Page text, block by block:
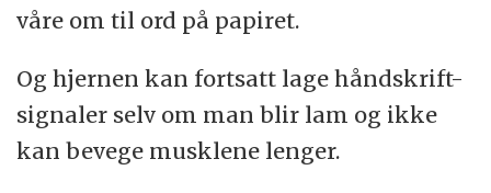
våre om til ord på papiret.
Og hjernen kan fortsatt lage håndskrift-
signaler selv om man blir lam og ikke
kan bevege musklene lenger.